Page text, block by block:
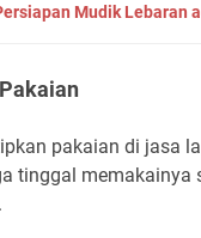
Mudik Lebaran
pakaian di jasa
tinggal